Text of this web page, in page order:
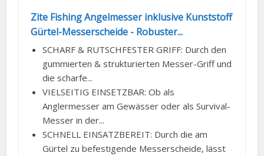
Zite Fishing Angelmesser inklusive Kunststoff
Gürtel-Messerscheide - Robuster...
SCHARF & RUTSCHFESTER GRIFF: Durch den
gummierten & strukturierten Messer-Griff und
die scharfe...
VIELSEITIG EINSETZBAR: Ob als
Anglermesser am Gewässer oder als Survival-
Messer in der...
SCHNELL EINSATZBEREIT: Durch die am
Gürtel zu befestigende Messerscheide, lässt